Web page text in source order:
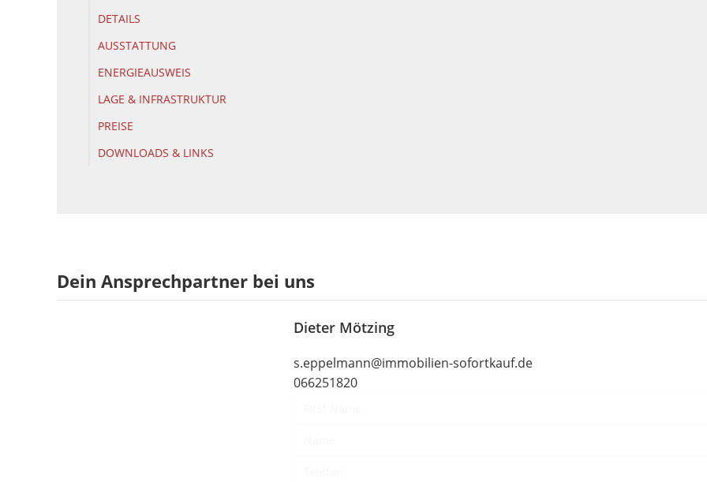
DETAILS
AUSSTATTUNG
ENERGIEAUSWEIS
LAGE & INFRASTRUKTUR
PREISE
DOWNLOADS & LINKS
Dein Ansprechpartner bei uns
Dieter Mötzing
s.eppelmann@immobilien-sofortkauf.de
066251820